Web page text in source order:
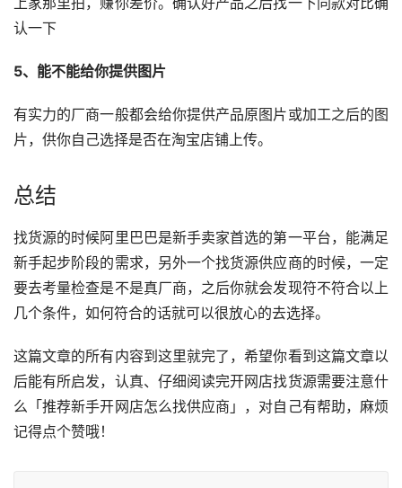
认一下
5、能不能给你提供图片
有实力的厂商一般都会给你提供产品原图片或加工之后的图
片，供你自己选择是否在淘宝店铺上传。
总结
找货源的时候阿里巴巴是新手卖家首选的第一平台，能满足
新手起步阶段的需求，另外一个找货源供应商的时候，一定
要去考量检查是不是真厂商，之后你就会发现符不符合以上
几个条件，如何符合的话就可以很放心的去选择。
这篇文章的所有内容到这里就完了，希望你看到这篇文章以
后能有所启发，认真、仔细阅读完开网店找货源需要注意什
么「推荐新手开网店怎么找供应商」，对自己有帮助，麻烦
记得点个赞哦！